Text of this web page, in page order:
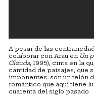
A pesar de las
colaborar con Arau en Un
Clouds, 1995), cinta en la
cantidad de paisajes, que
imponentes: son un telón
romántico que aquí tiene
cuarenta del siglo pasado.